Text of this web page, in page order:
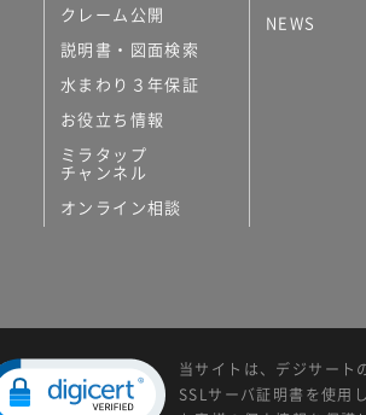
クレーム公開
説明書・図面検索
水まわり３年保証
お役立ち情報
ミラタップ
チャンネル
オンライン相談
NEWS
当サイトは、デジサート
SSLサーバ証明書を使用し